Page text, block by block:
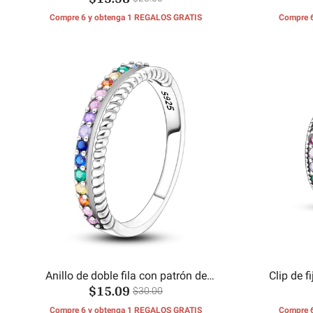
Compre 6 y obtenga 1 REGALOS GRATIS Compre
Anillo de doble fila con patrón de
circonio colorido
$15.09 $30.00
Compre 6 y obtenga 1 REGALOS GRATIS
Clip de
Compre